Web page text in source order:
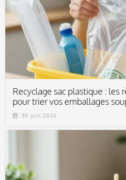
Recyclage sac plastique : les
pour trier vos emballages
30 juin 2026